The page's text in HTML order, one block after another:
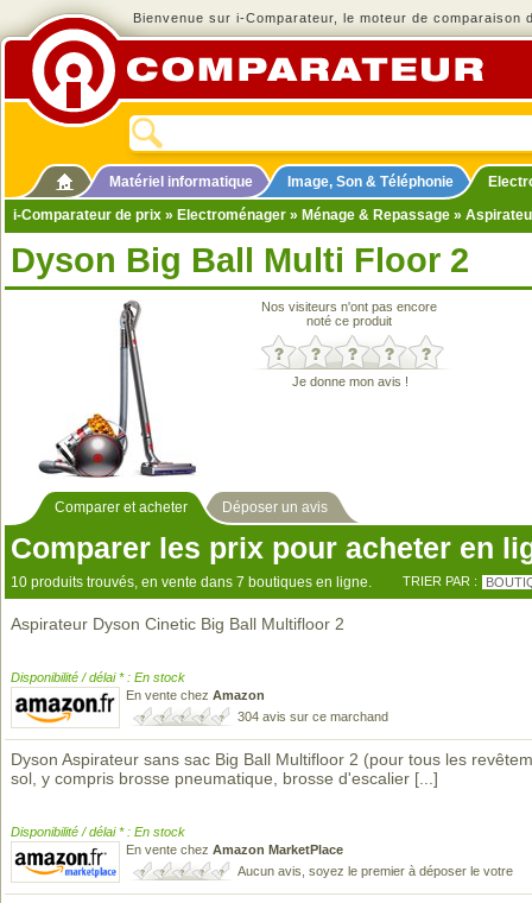
Bienvenue sur i-Comparateur, le moteur de comparaison
Matériel informatique Image, Son & Téléphonie
i-Comparateur de prix » Electroménager » Ménage & Repassage »
Dyson Big Ball Multi Floor 2
Nos visiteurs n'ont pas encore
noté ce produit
Je donne mon avis !
Comparer et acheter Déposer un avis
Comparer les prix pour acheter en
10 produits trouvés, en vente dans 7 boutiques en ligne. TRIER PAR :
Aspirateur Dyson Cinetic Big Ball Multifloor 2
Disponibilité / délai * : En stock
En vente chez Amazon
304 avis sur ce marchand
Dyson Aspirateur sans sac Big Ball Multifloor 2 (pour tous les
sol, y compris brosse pneumatique, brosse d'escalier [...]
Disponibilité / délai * : En stock
En vente chez Amazon MarketPlace
Aucun avis, soyez le premier à déposer le votre